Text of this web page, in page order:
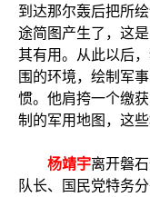
到达那尔轰后把所
途简图产生了，这
其有用。从此以后，
围的环境，绘制军
惯。他肩挎一个缴
制的军用地图，这
杨靖宇离开磐
队长、国民党特务